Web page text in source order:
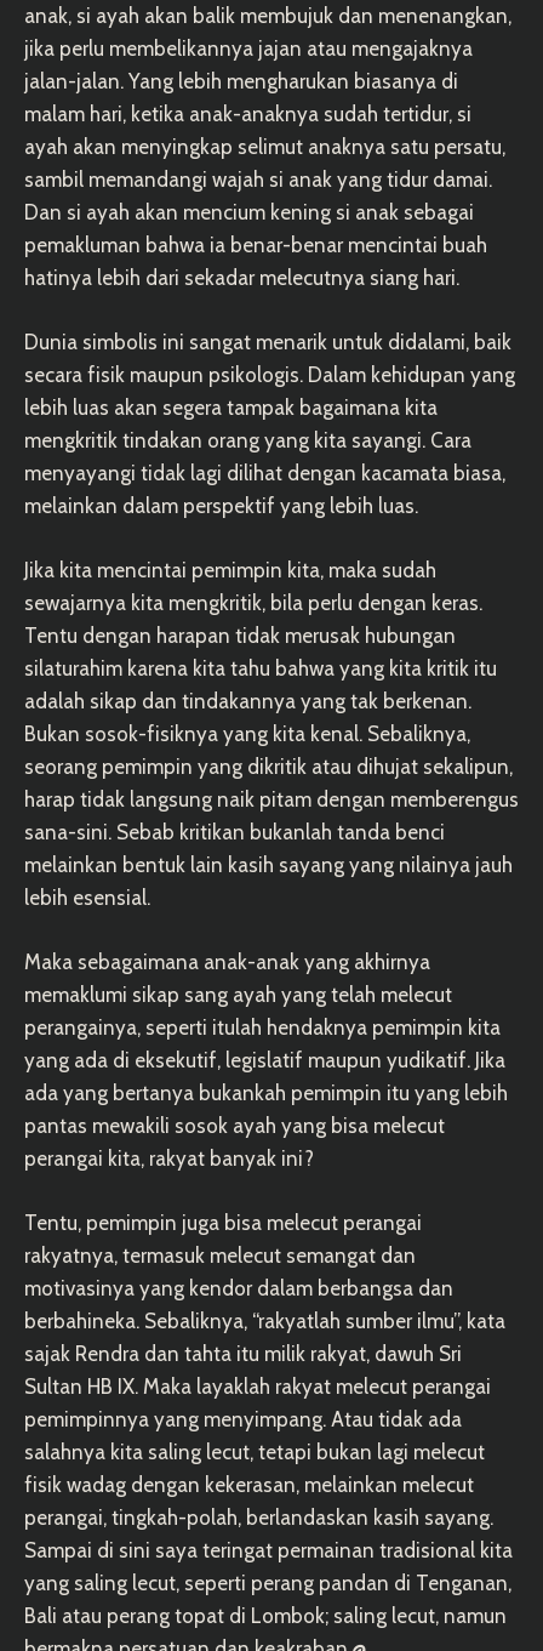
anak, si ayah akan balik membujuk dan menenangkan,
jika perlu membelikannya jajan atau mengajaknya
jalan-jalan. Yang lebih mengharukan biasanya di
malam hari, ketika anak-anaknya sudah tertidur, si
ayah akan menyingkap selimut anaknya satu persatu,
sambil memandangi wajah si anak yang tidur damai.
Dan si ayah akan mencium kening si anak sebagai
pemakluman bahwa ia benar-benar mencintai buah
hatinya lebih dari sekadar melecutnya siang hari.
Dunia simbolis ini sangat menarik untuk didalami, baik
secara fisik maupun psikologis. Dalam kehidupan yang
lebih luas akan segera tampak bagaimana kita
mengkritik tindakan orang yang kita sayangi. Cara
menyayangi tidak lagi dilihat dengan kacamata biasa,
melainkan dalam perspektif yang lebih luas.
Jika kita mencintai pemimpin kita, maka sudah
sewajarnya kita mengkritik, bila perlu dengan keras.
Tentu dengan harapan tidak merusak hubungan
silaturahim karena kita tahu bahwa yang kita kritik itu
adalah sikap dan tindakannya yang tak berkenan.
Bukan sosok-fisiknya yang kita kenal. Sebaliknya,
seorang pemimpin yang dikritik atau dihujat sekalipun,
harap tidak langsung naik pitam dengan memberengus
sana-sini. Sebab kritikan bukanlah tanda benci
melainkan bentuk lain kasih sayang yang nilainya jauh
lebih esensial.
Maka sebagaimana anak-anak yang akhirnya
memaklumi sikap sang ayah yang telah melecut
perangainya, seperti itulah hendaknya pemimpin kita
yang ada di eksekutif, legislatif maupun yudikatif. Jika
ada yang bertanya bukankah pemimpin itu yang lebih
pantas mewakili sosok ayah yang bisa melecut
perangai kita, rakyat banyak ini?
Tentu, pemimpin juga bisa melecut perangai
rakyatnya, termasuk melecut semangat dan
motivasinya yang kendor dalam berbangsa dan
berbahineka. Sebaliknya, “rakyatlah sumber ilmu”, kata
sajak Rendra dan tahta itu milik rakyat, dawuh Sri
Sultan HB IX. Maka layaklah rakyat melecut perangai
pemimpinnya yang menyimpang. Atau tidak ada
salahnya kita saling lecut, tetapi bukan lagi melecut
fisik wadag dengan kekerasan, melainkan melecut
perangai, tingkah-polah, berlandaskan kasih sayang.
Sampai di sini saya teringat permainan tradisional kita
yang saling lecut, seperti perang pandan di Tenganan,
Bali atau perang topat di Lombok; saling lecut, namun